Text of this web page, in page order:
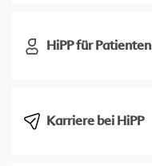
HiPP für Patienten
Karriere bei HiPP